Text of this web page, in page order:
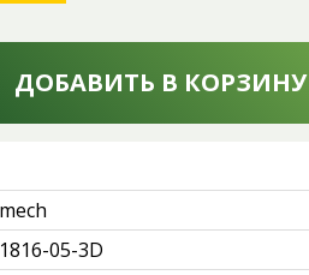
ДОБАВИТЬ В КОРЗИНУ
05-3D